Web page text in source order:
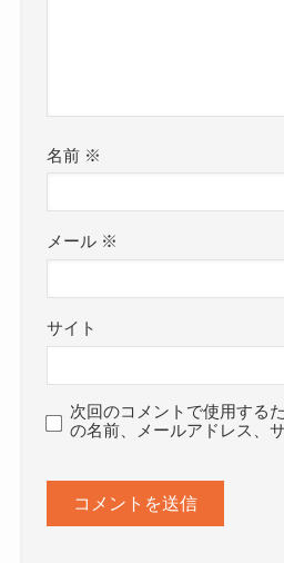
名前 ※
メール ※
サイト
次回のコメントで使用する
の名前、メールアドレス、